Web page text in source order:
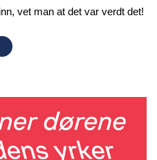
vet man at det var verdt det!